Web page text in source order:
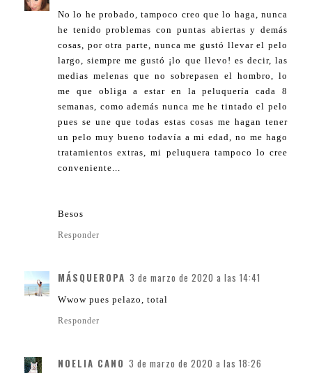
No lo he probado, tampoco creo que lo haga, nunca
he tenido problemas con puntas abiertas y demás
cosas, por otra parte, nunca me gustó llevar el pelo
largo, siempre me gustó ¡lo que llevo! es decir, las
medias melenas que no sobrepasen el hombro, lo
me que obliga a estar en la peluquería cada 8
semanas, como además nunca me he tintado el pelo
pues se une que todas estas cosas me hagan tener
un pelo muy bueno todavía a mi edad, no me hago
tratamientos extras, mi peluquera tampoco lo cree
conveniente...
Besos
Responder
MÁSQUEROPA 3 de marzo de 2020 a las 14:41
Wwow pues pelazo, total
Responder
NOELIA CANO 3 de marzo de 2020 a las 18:26